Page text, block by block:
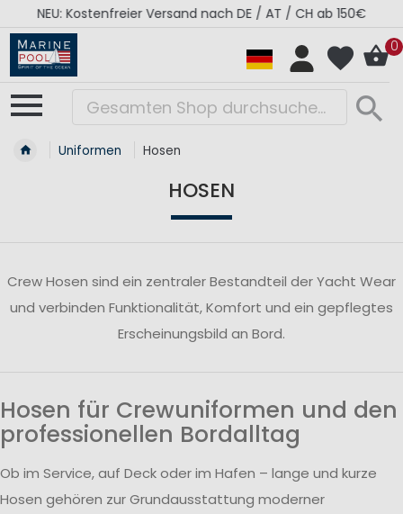
NEU: Kostenfreier Versand nach DE / AT / CH ab 150€
0
Uniformen Hosen
HOSEN
Crew Hosen sind ein zentraler Bestandteil der Yacht Wear
und verbinden Funktionalität, Komfort und ein gepflegtes
Erscheinungsbild an Bord.
Hosen für Crewuniformen und den
professionellen Bordalltag
Ob im Service, auf Deck oder im Hafen – lange und kurze
Hosen gehören zur Grundausstattung moderner